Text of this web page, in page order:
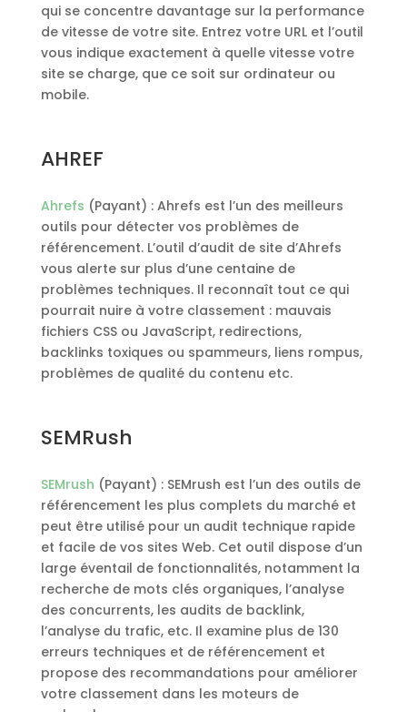
qui se concentre davantage sur la performance
de vitesse de votre site. Entrez votre URL et l’outil
vous indique exactement à quelle vitesse votre
site se charge, que ce soit sur ordinateur ou
mobile.
AHREF
Ahrefs (Payant) : Ahrefs est l’un des meilleurs
outils pour détecter vos problèmes de
référencement. L’outil d’audit de site d’Ahrefs
vous alerte sur plus d’une centaine de
problèmes techniques. Il reconnaît tout ce qui
pourrait nuire à votre classement : mauvais
fichiers CSS ou JavaScript, redirections,
backlinks toxiques ou spammeurs, liens rompus,
problèmes de qualité du contenu etc.
SEMRush
SEMrush (Payant) : SEMrush est l’un des outils de
référencement les plus complets du marché et
peut être utilisé pour un audit technique rapide
et facile de vos sites Web. Cet outil dispose d’un
large éventail de fonctionnalités, notamment la
recherche de mots clés organiques, l’analyse
des concurrents, les audits de backlink,
l’analyse du trafic, etc. Il examine plus de 130
erreurs techniques et de référencement et
propose des recommandations pour améliorer
votre classement dans les moteurs de